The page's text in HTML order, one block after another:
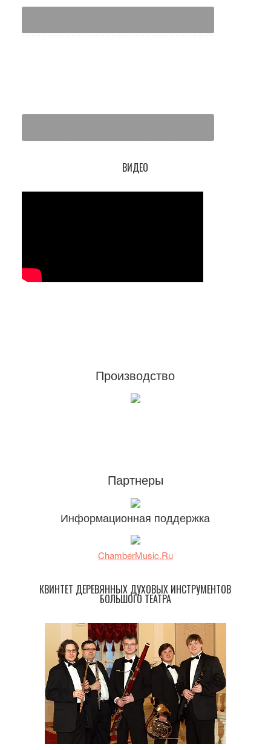
ВИДЕО
Производство
Партнеры
Информационная поддержка
ChamberMusic.Ru
КВИНТЕТ ДЕРЕВЯННЫХ ДУХОВЫХ ИНСТРУМЕНТОВ
БОЛЬШОГО ТЕАТРА